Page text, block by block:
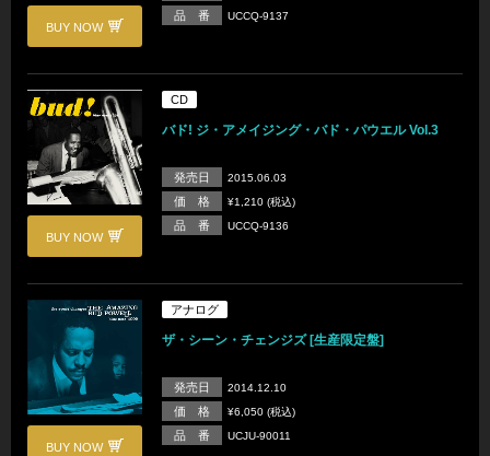
BUY NOW
品 番 UCCQ-9137
BUY NOW
CD
バド! ジ・アメイジング・バド・パウエル Vol.3
発売日 2015.06.03
価 格 ¥1,210 (税込)
品 番 UCCQ-9136
BUY NOW
アナログ
ザ・シーン・チェンジズ [生産限定盤]
発売日 2014.12.10
価 格 ¥6,050 (税込)
品 番 UCJU-90011